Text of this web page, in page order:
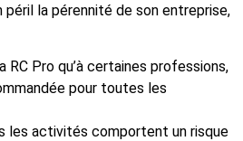
la pérennité de son entreprise,
RC Pro qu’à certaines professions,
pour toutes les
les activités comportent un risque